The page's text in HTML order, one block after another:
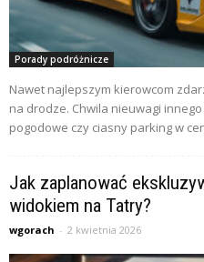
Porady podróżnicze
Nawet najlepszym kierowcom
na drodze. Chwila nieuwagi
pogodowe czy ciasny parking w
Jak zaplanować
widokiem na Tatry?
wgorach - 2 kwietnia 2026